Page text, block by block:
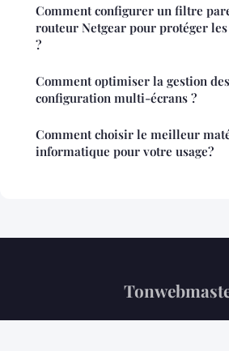
Comment configurer un filtre
routeur Netgear pour protéger
?
Comment optimiser la gestion
configuration multi-écrans ?
Comment choisir le meilleur
informatique pour votre usage?